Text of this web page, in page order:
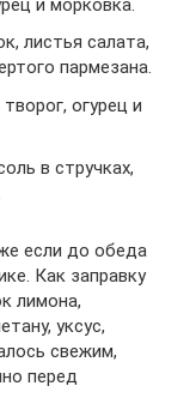
листья салата,
пармезана.
огурец и
в стручках,
если до обеда
Как заправку
лимона,
уксус,
свежим,
перед